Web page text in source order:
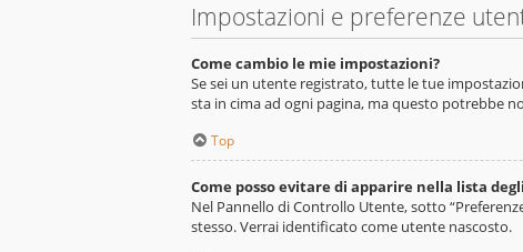
Impostazioni e preferenze
Come cambio le mie impostazioni?
Se sei un utente registrato, tutte le tue
sta in cima ad ogni pagina, ma questo potrebbe
Top
Come posso evitare di apparire nella lista
Nel Pannello di Controllo Utente, sotto
stesso. Verrai identificato come utente nascosto.